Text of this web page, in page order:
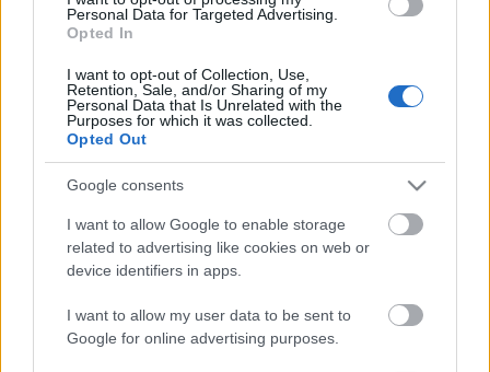
Personal Data for Targeted Advertising.
Opted In
I want to opt-out of Collection, Use,
Retention, Sale, and/or Sharing of my
Personal Data that Is Unrelated with the
Purposes for which it was collected.
Opted Out
Google consents
I want to allow Google to enable storage
related to advertising like cookies on web or
device identifiers in apps.
I want to allow my user data to be sent to
Google for online advertising purposes.
Η συλλογή αυτή γράφτηκε κυριολεκτικά …με τα πόδια. Ο στόχος
ήταν να δώσει απαντήσεις στο κλασικό ερώτημα «Ωραίο μέρος,
αλλά πώς φτάνουμε μέχρι εκεί;», αλλά και να αποτελέσει ένα κουτί
ιδεών, για να το ανοίγουμε όταν υπάρχει ανάγκη. Όλες οι
διαδρομές έχουν περπατηθεί και τα στοιχεία για χρόνους και
αποστάσεις είναι πολύ κοντά στα πραγματικά. Σε αρκετές
περιπτώσεις, υπάρχουν προτάσεις για δραστηριότητες που μπορείτε
να πραγματοποιήσετε. Καλό δρόμο !!!
Reset all ×
Ταΰγετος ×
Προβάλλονται όλα - 2 αποτελέσματα
Show sidebar
123072 All